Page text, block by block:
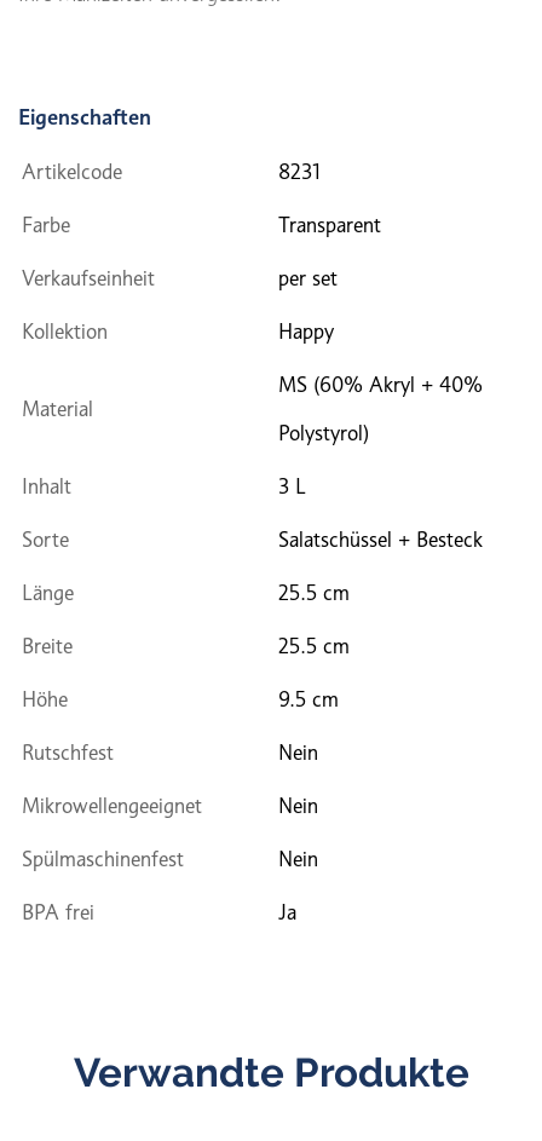
Eigenschaften
Artikelcode 8231
Farbe Transparent
Verkaufseinheit per set
Kollektion Happy
Material
MS (60% Akryl + 40%
Polystyrol)
Inhalt 3 L
Sorte Salatschüssel + Besteck
Länge 25.5 cm
Breite 25.5 cm
Höhe 9.5 cm
Rutschfest Nein
Mikrowellengeeignet Nein
Spülmaschinenfest Nein
BPA frei Ja
Verwandte Produkte